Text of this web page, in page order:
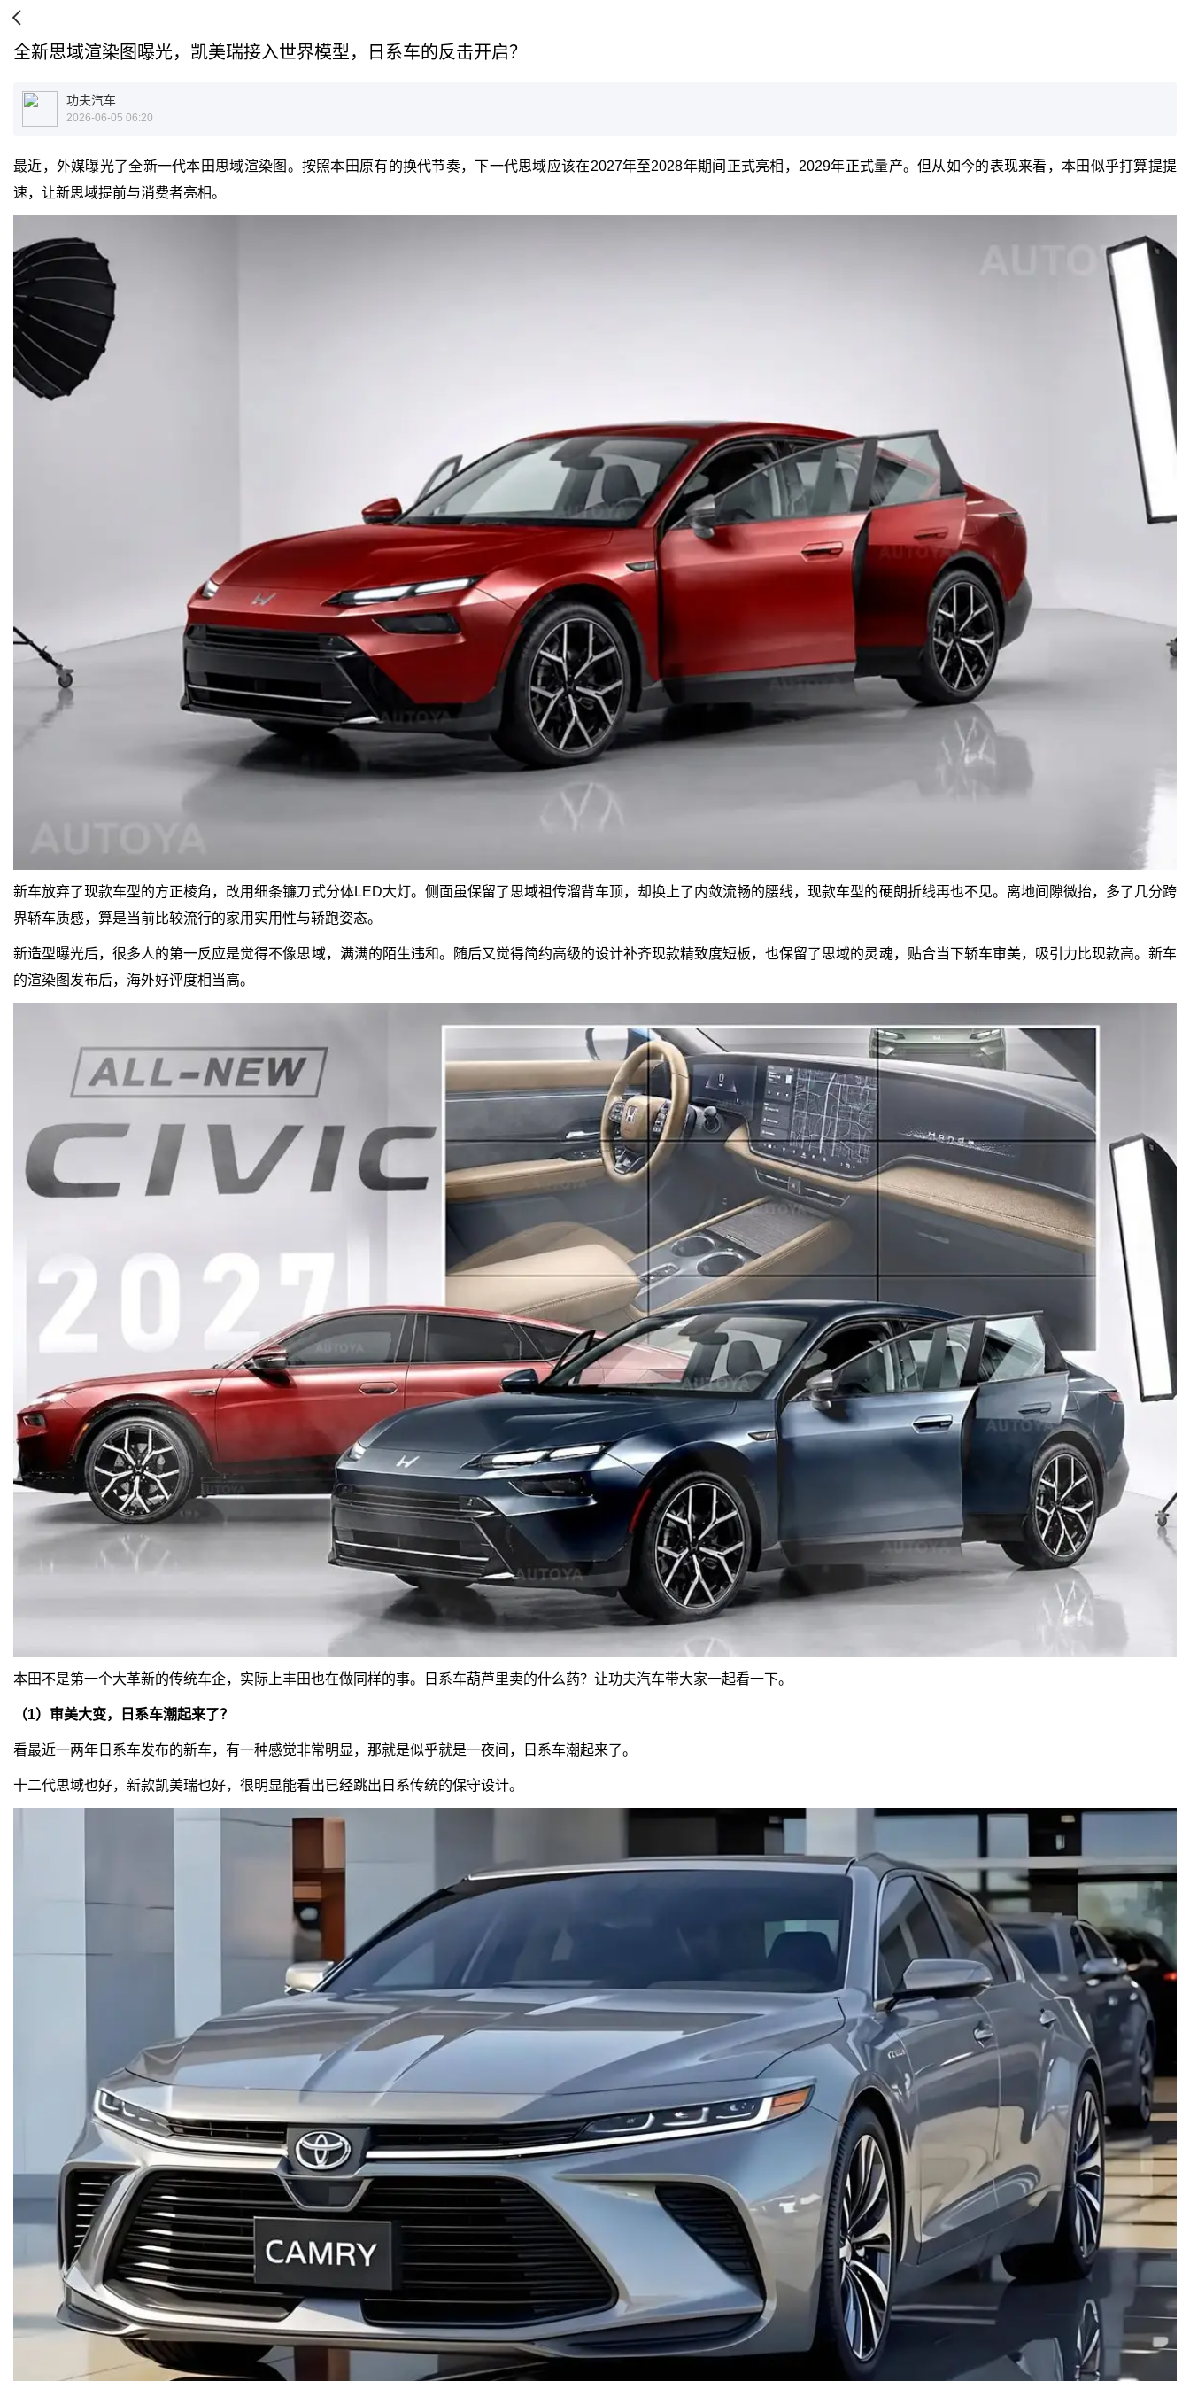
全新思域渲染图曝光，凯美瑞接入世界模型，日系车的反击开启？
功夫汽车
2026-06-05 06:20
最近，外媒曝光了全新一代本田思域渲染图。按照本田原有的换代节奏，下一代思域应该在2027年至2028年期间正式亮相，2029年正式量产。但从如今的表现来看，本田似乎打算提提
速，让新思域提前与消费者亮相。
新车放弃了现款车型的方正棱角，改用细条镰刀式分体LED大灯。侧面虽保留了思域祖传溜背车顶，却换上了内敛流畅的腰线，现款车型的硬朗折线再也不见。离地间隙微抬，多了几分跨
界轿车质感，算是当前比较流行的家用实用性与轿跑姿态。
新造型曝光后，很多人的第一反应是觉得不像思域，满满的陌生违和。随后又觉得简约高级的设计补齐现款精致度短板，也保留了思域的灵魂，贴合当下轿车审美，吸引力比现款高。新车
的渲染图发布后，海外好评度相当高。
本田不是第一个大革新的传统车企，实际上丰田也在做同样的事。日系车葫芦里卖的什么药？让功夫汽车带大家一起看一下。
（1）审美大变，日系车潮起来了？
看最近一两年日系车发布的新车，有一种感觉非常明显，那就是似乎就是一夜间，日系车潮起来了。
十二代思域也好，新款凯美瑞也好，很明显能看出已经跳出日系传统的保守设计。